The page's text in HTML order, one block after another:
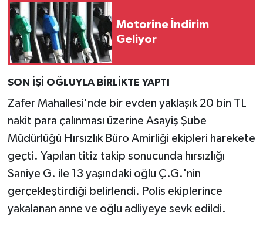
Motorine İndirim
Geliyor
SON İŞİ OĞLUYLA BİRLİKTE YAPTI
Zafer Mahallesi'nde bir evden yaklaşık 20 bin TL
nakit para çalınması üzerine Asayiş Şube
Müdürlüğü Hırsızlık Büro Amirliği ekipleri harekete
geçti. Yapılan titiz takip sonucunda hırsızlığı
Saniye G. ile 13 yaşındaki oğlu Ç.G.'nin
gerçekleştirdiği belirlendi. Polis ekiplerince
yakalanan anne ve oğlu adliyeye sevk edildi.